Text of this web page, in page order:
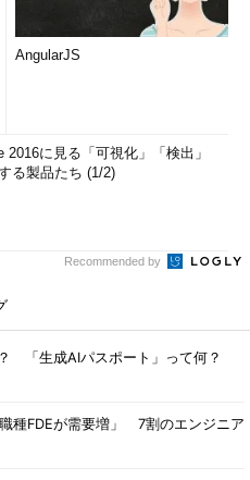
AngularJS
2016に見る「可視化」「検出」
る製品たち (1/2)
Recommended by
「生成AIパスポート」って何？
種FDEが需要増」 7割のエンジニア